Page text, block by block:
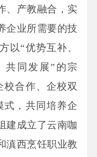
、产教融合，实
企业所需要的技
以“优势互补、
共同发展”的宗
校合作、企校双
式，共同培养企
建成立了云南咖
滇西烹饪职业教